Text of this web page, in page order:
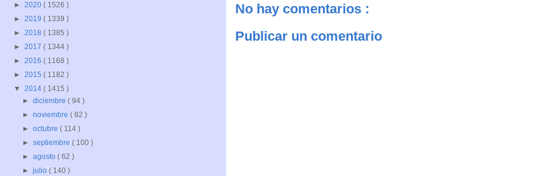
No hay comentarios :
Publicar un comentario
► 2020 ( 1526 )
► 2019 ( 1339 )
► 2018 ( 1385 )
► 2017 ( 1344 )
► 2016 ( 1168 )
► 2015 ( 1182 )
▼ 2014 ( 1415 )
►diciembre( 94 )
►noviembre( 82 )
►octubre( 114 )
►septiembre( 100 )
►agosto( 62 )
►julio( 140 )